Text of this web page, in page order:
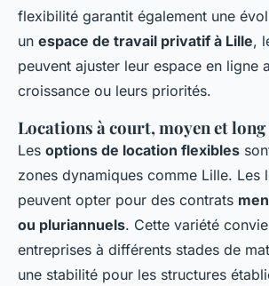
flexibilité garantit également une
un espace de travail privatif à Lille,
peuvent ajuster leur espace en ligne
croissance ou leurs priorités.
Locations à court, moyen et
Les options de location flexibles
zones dynamiques comme Lille. Les
peuvent opter pour des contrats
ou pluriannuels. Cette variété
entreprises à différents stades de
une stabilité pour les structures